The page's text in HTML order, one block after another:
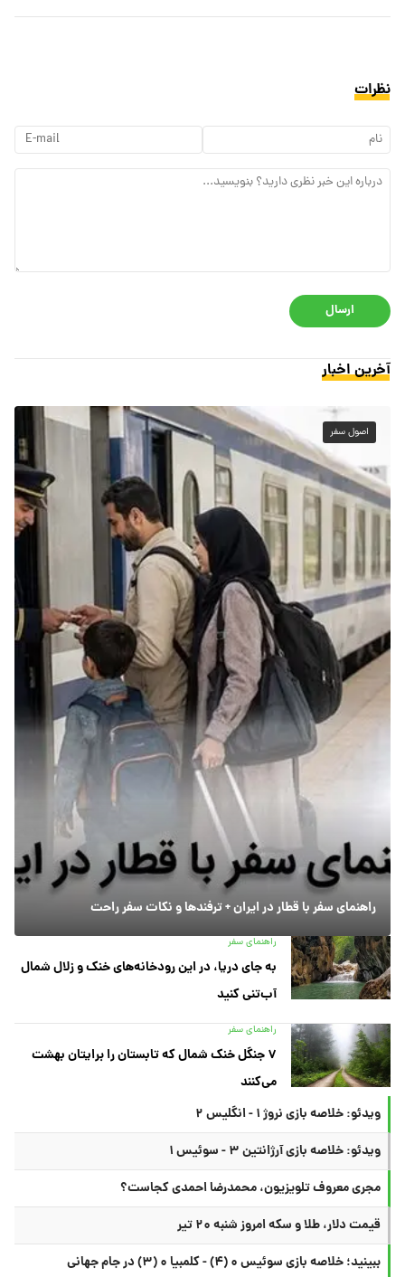
نظرات
ارسال
آخرین اخبار
اصول سفر
راهنمای سفر با قطار در ایران + ترفندها و نکات سفر راحت
راهنمای سفر
به جای دریا، در این رودخانه‌های خنک و زلال شمال
آب‌تنی کنید
راهنمای سفر
۷ جنگل خنک شمال که تابستان را برایتان بهشت
می‌کنند
ویدئو: خلاصه بازی نروژ ۱ - انگلیس ۲
ویدئو: خلاصه بازی آرژانتین ۳ - سوئیس ۱
مجری معروف تلویزیون، محمدرضا احمدی کجاست؟
قیمت دلار، طلا و سکه امروز شنبه ۲۰ تیر
ببینید؛ خلاصه بازی سوئیس ۰ (۴) - کلمبیا ۰ (۳) در جام جهانی